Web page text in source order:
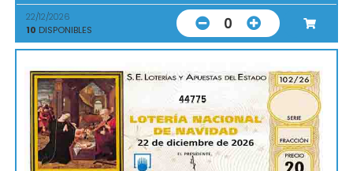
22/12/2026
10 DISPONIBLES 0
44775